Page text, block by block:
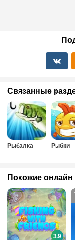
Связанные
Рыбалка Рыбки
Похожие онлайн
3.9